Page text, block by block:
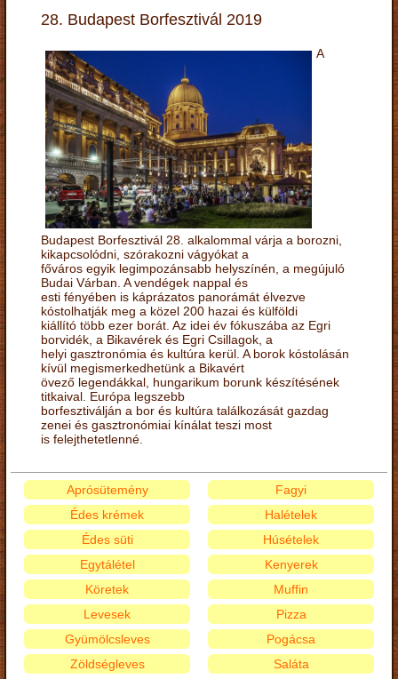
28. Budapest Borfesztivál 2019
A
Budapest Borfesztivál 28. alkalommal várja a borozni,
kikapcsolódni, szórakozni vágyókat a
főváros egyik legimpozánsabb helyszínén, a megújuló
Budai Várban. A vendégek nappal és
esti fényében is káprázatos panorámát élvezve
kóstolhatják meg a közel 200 hazai és külföldi
kiállító több ezer borát. Az idei év fókuszába az Egri
borvidék, a Bikavérek és Egri Csillagok, a
helyi gasztronómia és kultúra kerül. A borok kóstolásán
kívül megismerkedhetünk a Bikavért
övező legendákkal, hungarikum borunk készítésének
titkaival. Európa legszebb
borfesztiválján a bor és kultúra találkozását gazdag
zenei és gasztronómiai kínálat teszi most
is felejthetetlenné.
Aprósütemény
Édes krémek
Édes süti
Egytálétel
Fagyi
Halételek
Húsételek
Kenyerek
Köretek
Levesek
Gyümölcsleves
Zöldségleves
Muffin
Pizza
Pogácsa
Saláta